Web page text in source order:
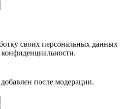
своих персональных данных
.
после модерации.